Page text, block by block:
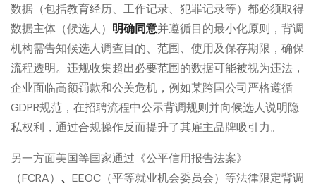
数据（包括教育经历、工作记录、犯罪记录等）都必须取得
数据主体（候选人） 明确同意并遵循目的最小化原则，背调
机构需告知候选人调查目的、范围、使用及保存期限，确保
流程透明。违规收集超出必要范围的数据可能被视为违法，
企业面临高额罚款和公关危机，例如某跨国公司严格遵循
GDPR规范，在招聘流程中公示背调规则并向候选人说明隐
私权利，通过合规操作反而提升了其雇主品牌吸引力。
另一方面美国等国家通过《公平信用报告法案》
（FCRA） 、 EEOC（平等就业机会委员会）等法律限定背调